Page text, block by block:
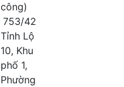
công)
753/42
Tỉnh Lộ
10, Khu
phố 1,
Phường